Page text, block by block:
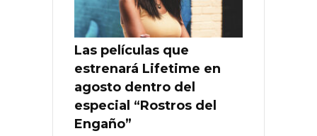
Las películas que
estrenará Lifetime en
agosto dentro del
especial “Rostros del
Engaño”